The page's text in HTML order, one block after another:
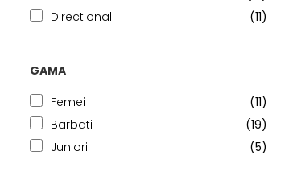
Directional
(11)
GAMA
Femei
(11)
Barbati
(19)
Juniori
(5)